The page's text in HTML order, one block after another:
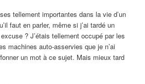
tellement importantes dans la vie d’un
faut en parler, même si j’ai tardé un
? J’étais tellement occupé par les
machines auto-asservies que je n’ai
un mot à ce sujet. Mais mieux tard